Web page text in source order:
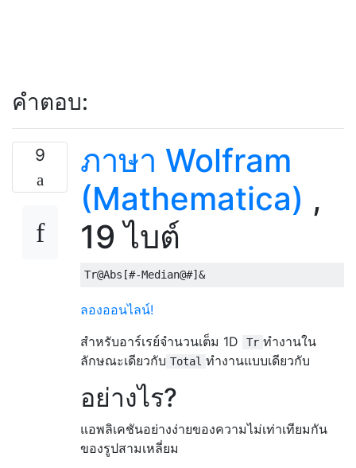
คำตอบ:
9
ภาษา Wolfram
(Mathematica) ,
19 ไบต์
ลองออนไลน์!
สำหรับอาร์เรย์จำนวนเต็ม 1D
Tr ทำงานใน
ลักษณะเดียวกับ Total ทำงานแบบเดียวกับ
อย่างไร?
แอพลิเคชันอย่างง่ายของความไม่เท่าเทียมกัน
ของรูปสามเหลี่ยม